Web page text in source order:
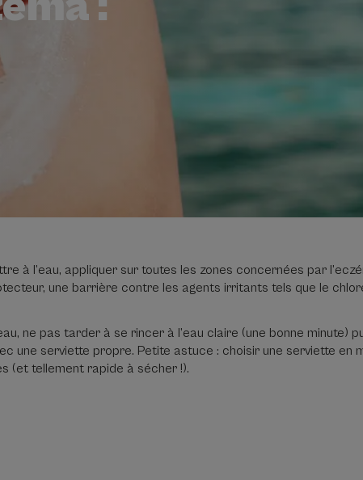
à l’eau, appliquer sur toutes les zones concernées par
une barrière contre les agents irritants tels que le
ne pas tarder à se rincer à l’eau claire (une bonne minute)
une serviette propre. Petite astuce : choisir une serviette en
(et tellement rapide à sécher !).